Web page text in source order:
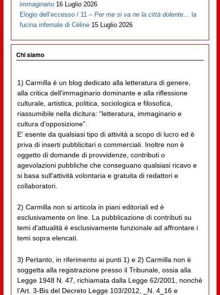
immaginario 16 Luglio 2026
Elogio dell’eccesso / 11 –Per me si va ne la città dolente… la
fucina infernale di Cèline 15 Luglio 2026
Chi siamo
1) Carmilla è un blog dedicato alla letteratura di genere,
alla critica dell'immaginario dominante e alla riflessione
culturale, artistica, politica, sociologica e filosofica,
riassumibile nella dicitura: “letteratura, immaginario e
cultura d'opposizione”.
E' esente da qualsiasi tipo di attività a scopo di lucro ed è
priva di inserti pubblicitari o commerciali. Inoltre non è
oggetto di domande di provvidenze, contributi o
agevolazioni pubbliche che conseguano qualsiasi ricavo e
si basa sull'attività volontaria e gratuita di redattori e
collaboratori.
2) Carmilla non si articola in piani editoriali ed è
esclusivamente on line. La pubblicazione di contributi su
temi d'attualità è esclusivamente funzionale ad affrontare i
temi sopra elencati.
3) Pertanto, in riferimento ai punti 1) e 2) Carmilla non è
soggetta alla registrazione presso il Tribunale, ossia alla
Legge 1948 N. 47, richiamata dalla Legge 62/2001, nonché
l’Art. 3-Bis del Decreto Legge 103/2012, _N. 4_16 e